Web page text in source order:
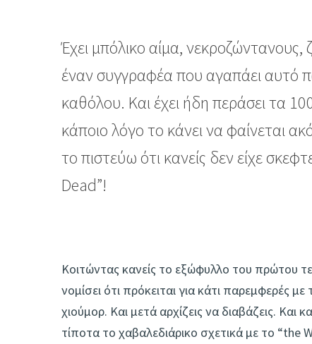
Έχει μπόλικο αίμα,
έναν συγγραφέα που αγαπάει αυτό
καθόλου. Και έχει ήδη περάσει τα
κάποιο λόγο το κάνει να φαίνεται
το πιστεύω ότι κανείς δεν είχε
Dead”!
Κοιτώντας κανείς το εξώφυλλο του πρώτου
νομίσει ότι πρόκειται για κάτι παρεμφερές
χιούμορ. Και μετά αρχίζεις να διαβάζεις.
τίποτα το χαβαλεδιάρικο σχετικά με το “the